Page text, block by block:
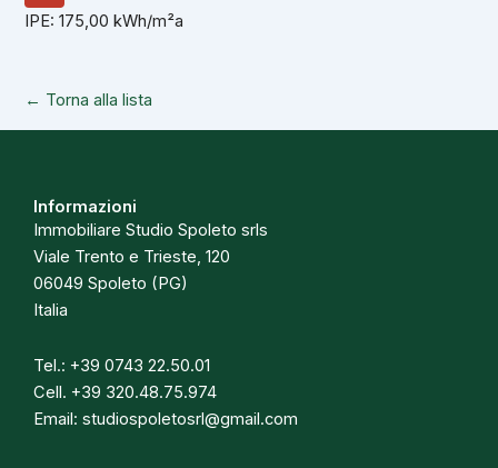
IPE: 175,00 kWh/m²a
← Torna alla lista
Informazioni
Immobiliare Studio Spoleto srls
Viale Trento e Trieste, 120
06049 Spoleto (PG)
Italia
Tel.: +39 0743 22.50.01
Cell. +39 320.48.75.974
Email: studiospoletosrl@gmail.com